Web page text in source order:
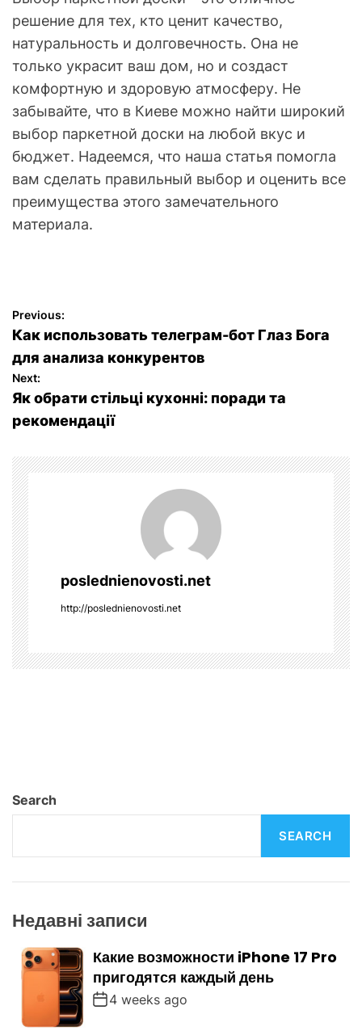
решение для тех, кто ценит качество,
натуральность и долговечность. Она не
только украсит ваш дом, но и создаст
комфортную и здоровую атмосферу. Не
забывайте, что в Киеве можно найти широкий
выбор паркетной доски на любой вкус и
бюджет. Надеемся, что наша статья помогла
вам сделать правильный выбор и оценить все
преимущества этого замечательного
материала.
P
o
s
t
n
a
v
i
g
a
t
Previous:
Как использовать телеграм-бот Глаз Бога
для анализа конкурентов
Next:
Як обрати стільці кухонні: поради та
рекомендації
poslednienovosti.net
http://poslednienovosti.net
Search
SEARCH
Недавні записи
Какие возможности iPhone 17 Pro
пригодятся каждый день
4 weeks ago